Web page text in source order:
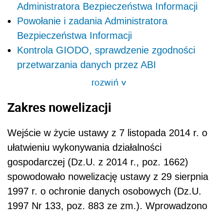
Administratora Bezpieczeństwa Informacji
Powołanie i zadania Administratora
Bezpieczeństwa Informacji
Kontrola GIODO, sprawdzenie zgodności
przetwarzania danych przez ABI
rozwiń>
Zakres nowelizacji
Wejście w życie ustawy z 7 listopada 2014 r. o
ułatwieniu wykonywania działalności
gospodarczej (Dz.U. z 2014 r., poz. 1662)
spowodowało nowelizację ustawy z 29 sierpnia
1997 r. o ochronie danych osobowych (Dz.U.
1997 Nr 133, poz. 883 ze zm.). Wprowadzono